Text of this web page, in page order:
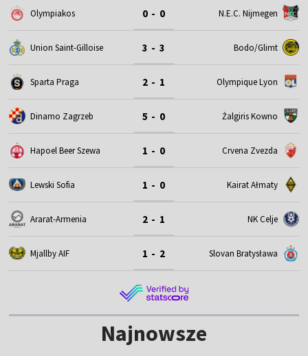
Olympiakos 0 - 0 N.E.C. Nijmegen
Union Saint-Gilloise 3 - 3 Bodo/Glimt
Sparta Praga 2 - 1 Olympique Lyon
Dinamo Zagrzeb 5 - 0 Żalgiris Kowno
Hapoel Beer Szewa 1 - 0 Crvena Zvezda
Lewski Sofia 1 - 0 Kairat Ałmaty
Ararat-Armenia 2 - 1 NK Celje
Mjallby AIF 1 - 2 Slovan Bratysława
Najnowsze